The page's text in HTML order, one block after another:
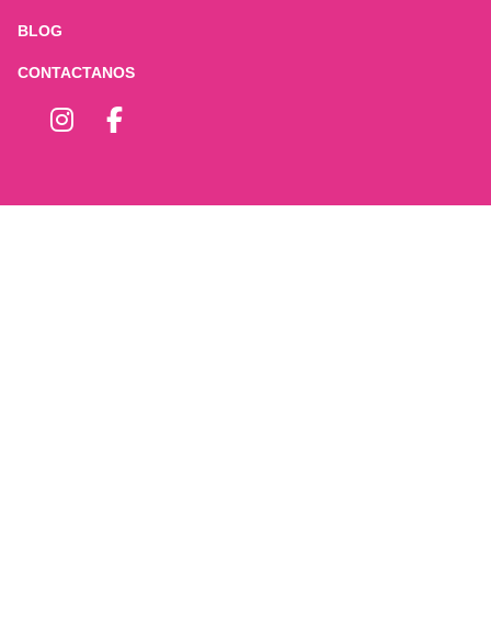
BLOG
CONTACTANOS